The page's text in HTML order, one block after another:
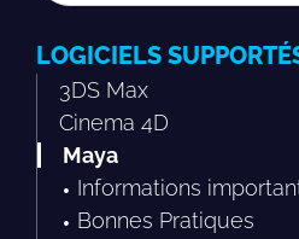
LOGICIELS
3DS Max
Cinema 4D
Maya
Informations
Bonnes Pratiques